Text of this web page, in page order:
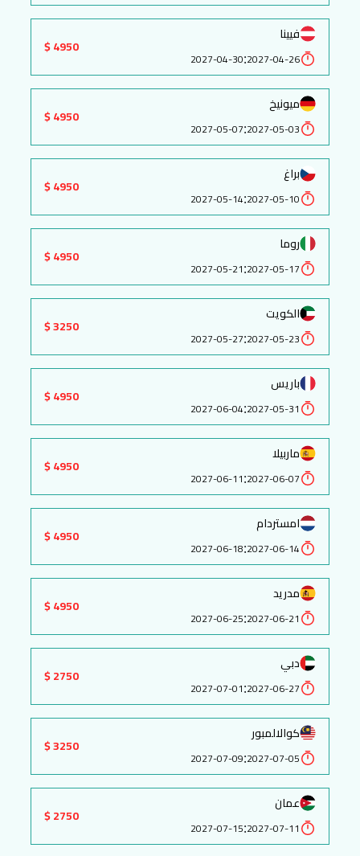
فيينا
2027-04-26
:
2027-04-30
4950 $
ميونيخ
2027-05-03
:
2027-05-07
4950 $
براغ
2027-05-10
:
2027-05-14
4950 $
روما
2027-05-17
:
2027-05-21
4950 $
الكويت
2027-05-23
:
2027-05-27
3250 $
باريس
2027-05-31
:
2027-06-04
4950 $
ماربيلا
2027-06-07
:
2027-06-11
4950 $
امستردام
2027-06-14
:
2027-06-18
4950 $
مدريد
2027-06-21
:
2027-06-25
4950 $
دبي
2027-06-27
:
2027-07-01
2750 $
كوالالمبور
2027-07-05
:
2027-07-09
3250 $
عمان
2027-07-11
:
2027-07-15
2750 $